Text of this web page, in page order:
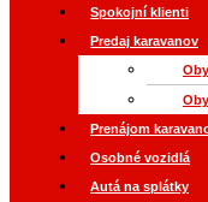
Spokojní klienti
Predaj karavanov
Prenájom
Osobné vozidlá
Autá na splátky